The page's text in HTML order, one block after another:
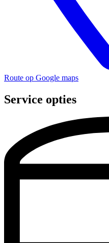
Route op Google maps
Service opties